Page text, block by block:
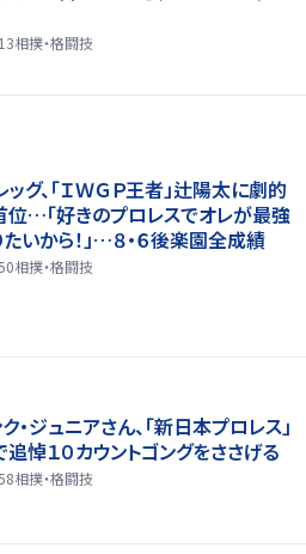
相撲・格闘技
ッグ、「ＩＷＧＰ王者」辻陽太に劇的
位…「好きのプロレスでオレが最強
いから！」…８・６後楽園全成績
相撲・格闘技
・ジュニアさん、「新日本プロレス」
悼１０カウントゴングをささげる
相撲・格闘技